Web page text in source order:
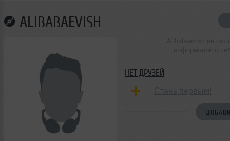
ALIBABAEVISH
НЕТ ДРУЗЕЙ